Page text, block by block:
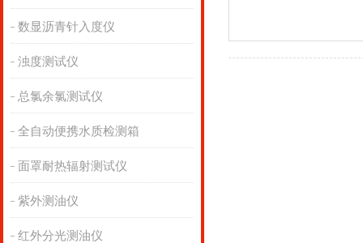
数显沥青针入度仪
浊度测试仪
总氯余氯测试仪
全自动便携水质检测箱
面罩耐热辐射测试仪
紫外测油仪
红外分光测油仪